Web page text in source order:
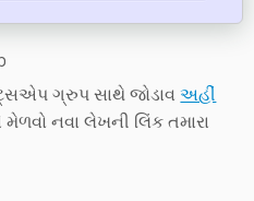
ગ્રુપ સાથે જોડાવઅહીં
નવા લેખની લિંક તમારા